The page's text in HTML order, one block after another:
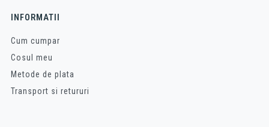
INFORMATII
Cum cumpar
Cosul meu
Metode de plata
Transport si retururi